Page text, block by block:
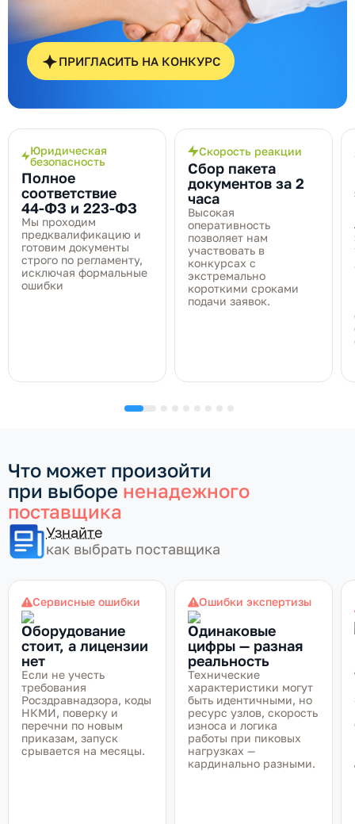
ПРИГЛАСИТЬ НА КОНКУРС
Юридическая
безопасность
Полное
соответствие
44‑ФЗ и 223‑ФЗ
Мы проходим
предквалификацию и
готовим документы
строго по регламенту,
исключая формальные
ошибки
Скорость реакции
Сбор пакета
документов за 2
часа
Высокая
оперативность
позволяет нам
участвовать в
конкурсах с
экстремально
короткими сроками
подачи заявок.
Что может произойти
при выборе ненадежного
поставщика
Узнайте
как выбрать поставщика
Сервисные ошибки
Оборудование
стоит, а лицензии
нет
Если не учесть
требования
Росздравнадзора, коды
НКМИ, поверку и
перечни по новым
приказам, запуск
срывается на месяцы.
Ошибки экспертизы
Одинаковые
цифры — разная
реальность
Технические
характеристики могут
быть идентичными, но
ресурс узлов, скорость
износа и логика
работы при пиковых
нагрузках —
кардинально разными.